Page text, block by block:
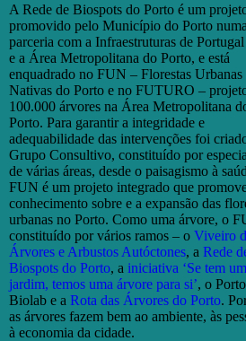
A Rede de Biospots do Porto é um
promovido pelo Município do Porto numa
parceria com a Infraestruturas de
e a Área Metropolitana do Porto, e está
enquadrado no FUN – Florestas Urbanas
Nativas do Porto e no FUTURO –
100.000 árvores na Área Metropolitana
Porto. Para garantir a integridade e
adequabilidade das intervenções foi
Grupo Consultivo, constituído por
de várias áreas, desde o paisagismo à
FUN é um projeto integrado que
conhecimento sobre e a expansão das
urbanas no Porto. Como uma árvore, o
constituído por vários ramos – o Viveiro
Árvores e Arbustos Autóctones, a Rede
Biospots do Porto, a iniciativa ‘Se tem um
jardim, temos uma árvore para si’, o Porto
Biolab e a Rota das Árvores do Porto.
as árvores fazem bem ao ambiente, às
à economia da cidade.